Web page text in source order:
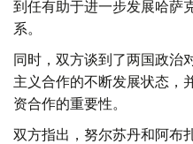
到任有助于进一步发展哈萨
系。
同时，双方谈到了两国政治
主义合作的不断发展状态，
资合作的重要性。
双方指出，努尔苏丹和阿布